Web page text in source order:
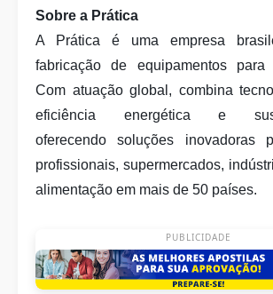
Sobre a Prática
A Prática é uma empresa
fabricação de equipamentos para
Com atuação global, combina
eficiência energética e
oferecendo soluções inovadoras
profissionais, supermercados,
alimentação em mais de 50 países.
PUBLICIDADE